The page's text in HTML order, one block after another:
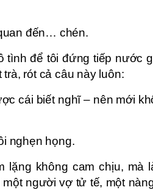
đến… chén.
tình để tôi đứng tiếp nước
rót cả câu này luôn:
cái biết nghĩ – nên mới
nghẹn họng.
không cam chịu, mà
người vợ tử tế, một